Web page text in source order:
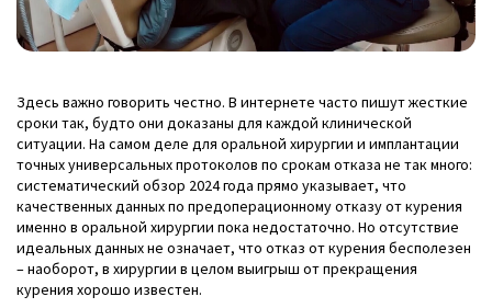
Здесь важно говорить честно. В интернете часто пишут жесткие
сроки так, будто они доказаны для каждой клинической
ситуации. На самом деле для оральной хирургии и имплантации
точных универсальных протоколов по срокам отказа не так много:
систематический обзор 2024 года прямо указывает, что
качественных данных по предоперационному отказу от курения
именно в оральной хирургии пока недостаточно. Но отсутствие
идеальных данных не означает, что отказ от курения бесполезен
– наоборот, в хирургии в целом выигрыш от прекращения
курения хорошо известен.